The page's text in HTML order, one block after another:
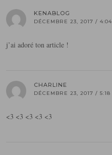
KENABLOG
DÉCEMBRE 23, 2017 / 4:04
j’ai adoré ton article !
CHARLINE
DÉCEMBRE 23, 2017 / 5:18
<3 <3 <3 <3 <3